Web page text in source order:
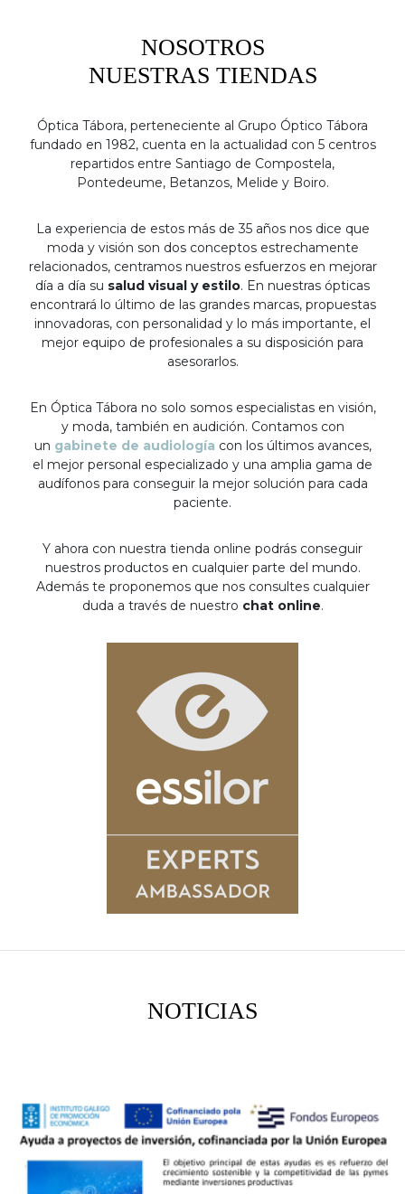
NOSOTROS
NUESTRAS TIENDAS
Óptica Tábora, perteneciente al Grupo Óptico Tábora
fundado en 1982, cuenta en la actualidad con 5 centros
repartidos entre Santiago de Compostela,
Pontedeume, Betanzos, Melide y Boiro.
La experiencia de estos más de 35 años nos dice que
moda y visión son dos conceptos estrechamente
relacionados, centramos nuestros esfuerzos en mejorar
día a día su salud visual y estilo. En nuestras ópticas
encontrará lo último de las grandes marcas, propuestas
innovadoras, con personalidad y lo más importante, el
mejor equipo de profesionales a su disposición para
asesorarlos.
En Óptica Tábora no solo somos especialistas en visión,
y moda, también en audición. Contamos con
un gabinete de audiología con los últimos avances,
el mejor personal especializado y una amplia gama de
audífonos para conseguir la mejor solución para cada
paciente.
Y ahora con nuestra tienda online podrás conseguir
nuestros productos en cualquier parte del mundo.
Además te proponemos que nos consultes cualquier
duda a través de nuestro chat online.
NOTICIAS